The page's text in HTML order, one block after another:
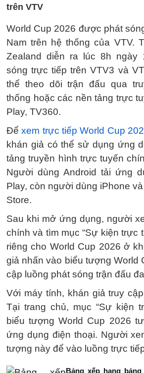
trên VTV
World Cup 2026 được phát
Nam trên hệ thống của VTV.
Zealand diễn ra lúc 8h ngày
sóng trực tiếp trên VTV3 và
thể theo dõi trận đấu qua
thống hoặc các nền tảng trực
Play, TV360.
Đểxem trực tiếp World Cup
khán giả có thể sử dụng ứng
tảng truyền hình trực tuyến
Người dùng Android tải ứng
Play, còn người dùng iPhone
Store.
Sau khi mở ứng dụng, người
chính và tìm mục “Sự kiện trực
riêng cho World Cup 2026 ở
giả nhấn vào biểu tượng World
cập luồng phát sóng trận đấu
Với máy tính, khán giả truy
Tại trang chủ, mục “Sự kiện
biểu tượng World Cup 2026
ứng dụng điện thoại. Người
tượng này để vào luồng trực
Bảng xếp hạng